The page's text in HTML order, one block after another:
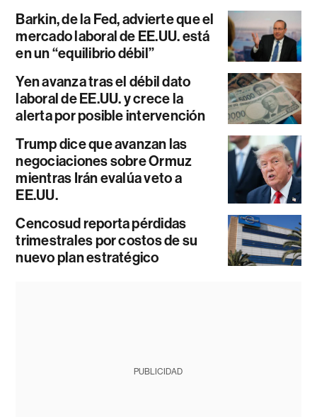
Barkin, de la Fed, advierte que el
mercado laboral de EE.UU. está
en un “equilibrio débil”
Yen avanza tras el débil dato
laboral de EE.UU. y crece la
alerta por posible intervención
Trump dice que avanzan las
negociaciones sobre Ormuz
mientras Irán evalúa veto a
EE.UU.
Cencosud reporta pérdidas
trimestrales por costos de su
nuevo plan estratégico
PUBLICIDAD